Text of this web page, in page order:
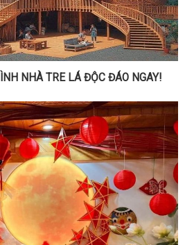
NHÀ TRE LÁ ĐỘC ĐÁO NGAY!